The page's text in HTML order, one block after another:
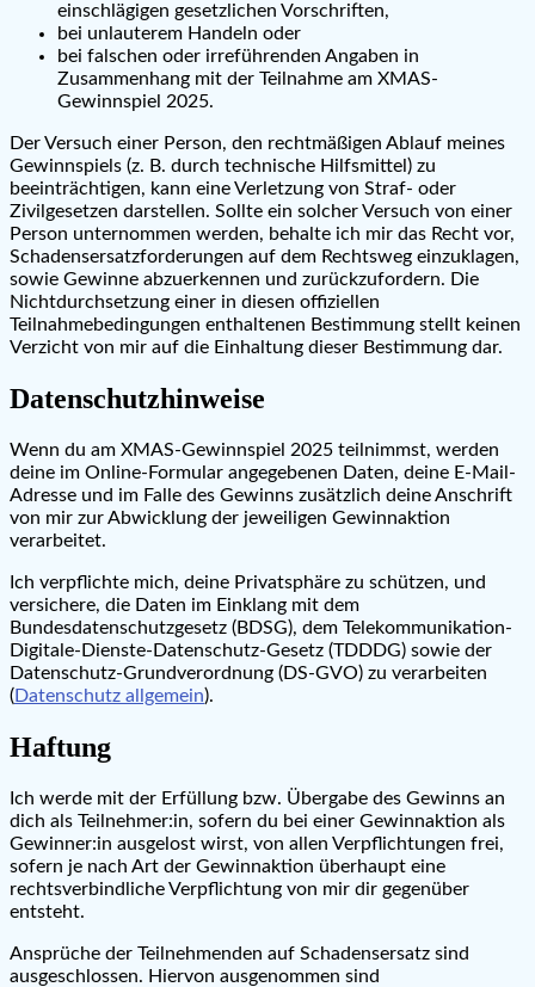
einschlägigen gesetzlichen Vorschriften,
bei unlauterem Handeln oder
bei falschen oder irreführenden Angaben in
Zusammenhang mit der Teilnahme am XMAS-
Gewinnspiel 2025.
Der Versuch einer Person, den rechtmäßigen Ablauf meines
Gewinnspiels (z. B. durch technische Hilfsmittel) zu
beeinträchtigen, kann eine Verletzung von Straf- oder
Zivilgesetzen darstellen. Sollte ein solcher Versuch von einer
Person unternommen werden, behalte ich mir das Recht vor,
Schadensersatzforderungen auf dem Rechtsweg einzuklagen,
sowie Gewinne abzuerkennen und zurückzufordern. Die
Nichtdurchsetzung einer in diesen offiziellen
Teilnahmebedingungen enthaltenen Bestimmung stellt keinen
Verzicht von mir auf die Einhaltung dieser Bestimmung dar.
Datenschutzhinweise
Wenn du am XMAS-Gewinnspiel 2025 teilnimmst, werden
deine im Online-Formular angegebenen Daten, deine E-Mail-
Adresse und im Falle des Gewinns zusätzlich deine Anschrift
von mir zur Abwicklung der jeweiligen Gewinnaktion
verarbeitet.
Ich verpflichte mich, deine Privatsphäre zu schützen, und
versichere, die Daten im Einklang mit dem
Bundesdatenschutzgesetz (BDSG), dem Telekommunikation-
Digitale-Dienste-Datenschutz-Gesetz (TDDDG) sowie der
Datenschutz-Grundverordnung (DS-GVO) zu verarbeiten
(Datenschutz allgemein).
Haftung
Ich werde mit der Erfüllung bzw. Übergabe des Gewinns an
dich als Teilnehmer:in, sofern du bei einer Gewinnaktion als
Gewinner:in ausgelost wirst, von allen Verpflichtungen frei,
sofern je nach Art der Gewinnaktion überhaupt eine
rechtsverbindliche Verpflichtung von mir dir gegenüber
entsteht.
Ansprüche der Teilnehmenden auf Schadensersatz sind
ausgeschlossen. Hiervon ausgenommen sind